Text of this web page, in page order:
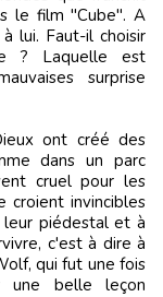
le film "Cube". A
lui. Faut-il choisir
? Laquelle est
surprise
ont créé des
dans un parc
cruel pour les
croient invincibles
piédestal et à
c'est à dire à
qui fut une fois
une belle leçon